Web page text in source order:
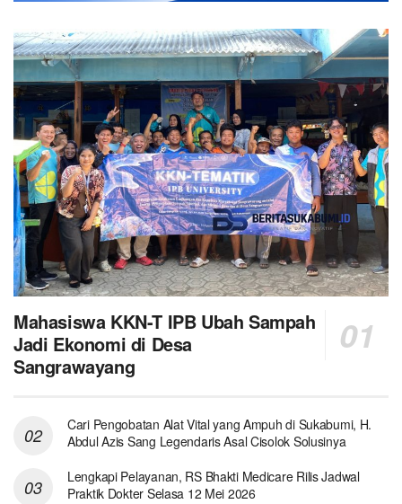
Mahasiswa KKN-T IPB Ubah Sampah
Jadi Ekonomi di Desa
Sangrawayang
Cari Pengobatan Alat Vital yang Ampuh di Sukabumi, H.
Abdul Azis Sang Legendaris Asal Cisolok Solusinya
Lengkapi Pelayanan, RS Bhakti Medicare Rilis Jadwal
Praktik Dokter Selasa 12 Mei 2026